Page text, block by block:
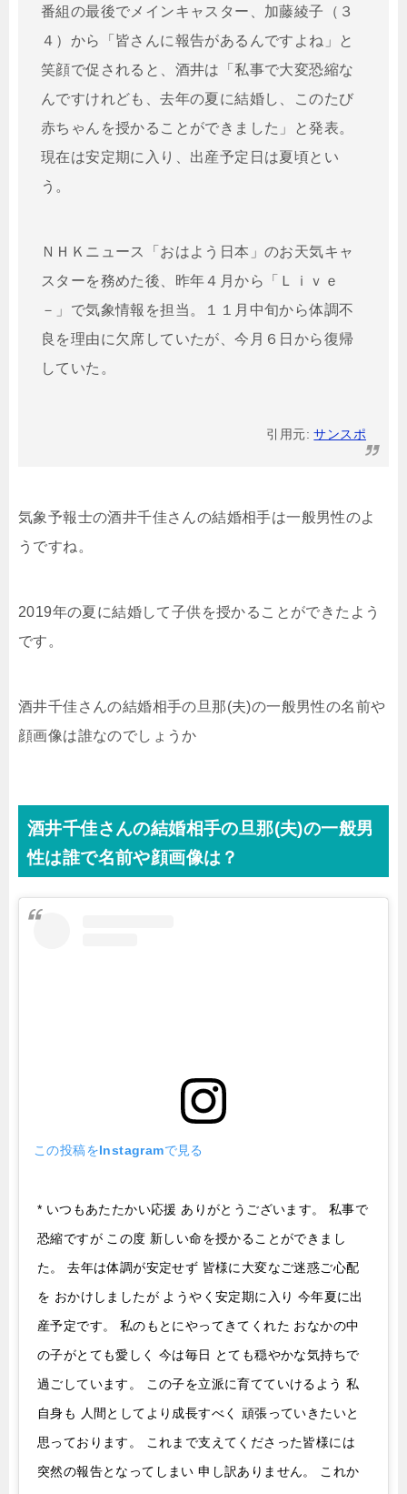
番組の最後でメインキャスター、加藤綾子（３
４）から「皆さんに報告があるんですよね」と
笑顔で促されると、酒井は「私事で大変恐縮な
んですけれども、去年の夏に結婚し、このたび
赤ちゃんを授かることができました」と発表。
現在は安定期に入り、出産予定日は夏頃とい
う。
ＮＨＫニュース「おはよう日本」のお天気キャ
スターを務めた後、昨年４月から「Ｌｉｖｅ
－」で気象情報を担当。１１月中旬から体調不
良を理由に欠席していたが、今月６日から復帰
していた。
引用元:サンスポ
気象予報士の酒井千佳さんの結婚相手は一般男性のよ
うですね。
2019年の夏に結婚して子供を授かることができたよう
です。
酒井千佳さんの結婚相手の旦那(夫)の一般男性の名前や
顔画像は誰なのでしょうか
酒井千佳さんの結婚相手の旦那(夫)の一般男
性は誰で名前や顔画像は？
この投稿をInstagramで見る
* いつもあたたかい応援 ありがとうございます。 私事で
恐縮ですが この度 新しい命を授かることができまし
た。 去年は体調が安定せず 皆様に大変なご迷惑ご心配
を おかけしましたが ようやく安定期に入り 今年夏に出
産予定です。 私のもとにやってきてくれた おなかの中
の子がとても愛しく 今は毎日 とても穏やかな気持ちで
過ごしています。 この子を立派に育てていけるよう 私
自身も 人間としてより成長すべく 頑張っていきたいと
思っております。 これまで支えてくださった皆様には
突然の報告となってしまい 申し訳ありません。 これか